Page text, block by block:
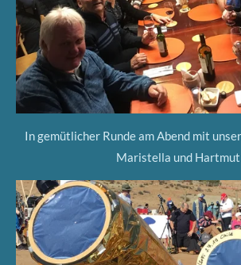
In gemütlicher Runde am Abend mit
Maristella und Hartmut